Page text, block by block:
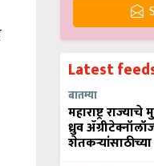
Latest
बातम्या
महाराष्ट्र
ध्रुव